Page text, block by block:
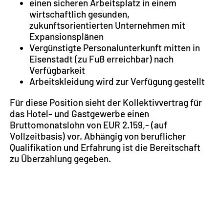
einen sicheren Arbeitsplatz in einem
wirtschaftlich gesunden,
zukunftsorientierten Unternehmen mit
Expansionsplänen
Vergünstigte Personalunterkunft mitten in
Eisenstadt (zu Fuß erreichbar) nach
Verfügbarkeit
Arbeitskleidung wird zur Verfügung gestellt
Für diese Position sieht der Kollektivvertrag für
das Hotel- und Gastgewerbe einen
Bruttomonatslohn von EUR 2.159,- (auf
Vollzeitbasis) vor. Abhängig von beruflicher
Qualifikation und Erfahrung ist die Bereitschaft
zu Überzahlung gegeben.